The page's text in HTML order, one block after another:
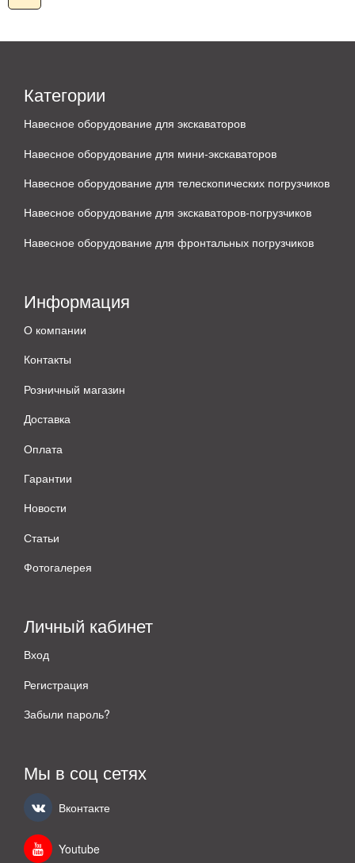
Категории
Навесное оборудование для экскаваторов
Навесное оборудование для мини-экскаваторов
Навесное оборудование для телескопических погрузчиков
Навесное оборудование для экскаваторов-погрузчиков
Навесное оборудование для фронтальных погрузчиков
Информация
О компании
Контакты
Розничный магазин
Доставка
Оплата
Гарантии
Новости
Статьи
Фотогалерея
Личный кабинет
Вход
Регистрация
Забыли пароль?
Мы в соц сетях
Вконтакте
Youtube